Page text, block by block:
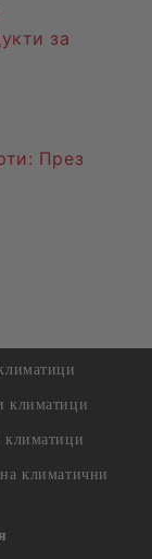
за
: През
климатици
климатици
климатични